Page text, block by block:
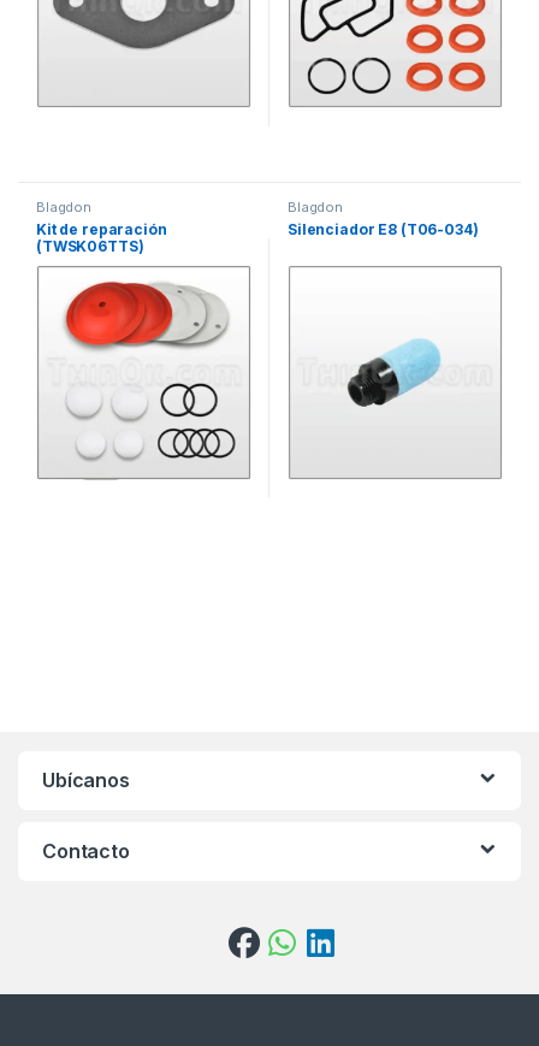
Blagdon
Kit de reparación
(TWSK06TTS)
Blagdon
Silenciador E8 (T06-034)
Ubícanos
Contacto